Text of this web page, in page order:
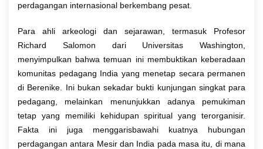
perdagangan internasional berkembang pesat.
Para ahli arkeologi dan sejarawan, termasuk Profesor
Richard Salomon dari Universitas Washington,
menyimpulkan bahwa temuan ini membuktikan keberadaan
komunitas pedagang India yang menetap secara permanen
di Berenike. Ini bukan sekadar bukti kunjungan singkat para
pedagang, melainkan menunjukkan adanya pemukiman
tetap yang memiliki kehidupan spiritual yang terorganisir.
Fakta ini juga menggarisbawahi kuatnya hubungan
perdagangan antara Mesir dan India pada masa itu, di mana